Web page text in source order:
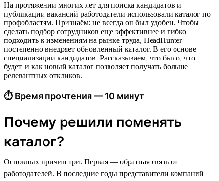
На протяжении многих лет для поиска кандидатов и
публикации вакансий работодатели использовали каталог по
профобластям. Признаём: не всегда он был удобен. Чтобы
сделать подбор сотрудников еще эффективнее и гибко
подходить к изменениям на рынке труда, HeadHunter
постепенно внедряет обновленный каталог. В его основе —
специализации кандидатов. Рассказываем, что было, что
будет, и как новый каталог позволяет получать больше
релевантных откликов.
⏱ Время прочтения — 10 минут
Почему решили поменять
каталог?
Основных причин три. Первая — обратная связь от
работодателей. В последние годы представители компаний